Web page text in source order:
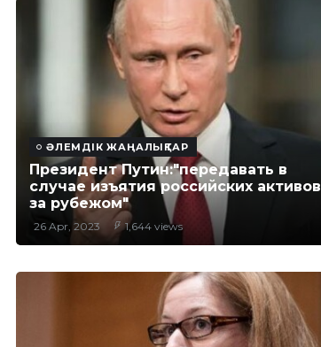
ӘЛЕМДІК ЖАҢАЛЫҚТАР
Президент Путин:"передавать в
случае изъятия российских активов
за рубежом"
26 Apr, 2023 1,644 views